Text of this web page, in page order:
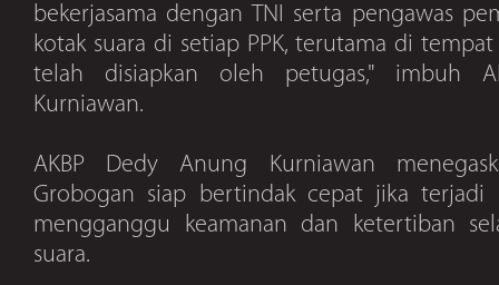
bekerjasama dengan TNI serta pengawas
kotak suara di setiap PPK, terutama di
telah disiapkan oleh petugas," imbuh
Kurniawan.
AKBP Dedy Anung Kurniawan
Grobogan siap bertindak cepat jika terjadi
mengganggu keamanan dan ketertiban
suara.